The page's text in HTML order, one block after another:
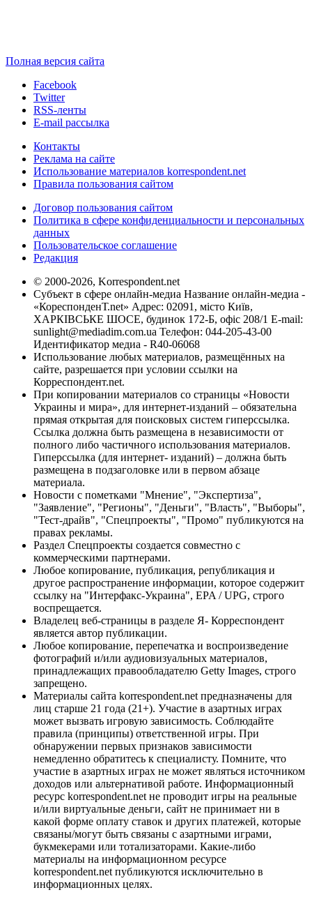
Полная версия сайта
Facebook
Twitter
RSS-ленты
E-mail рассылка
Контакты
Реклама на сайте
Использование материалов korrespondent.net
Правила пользования сайтом
Договор пользования сайтом
Политика в сфере конфиденциальности и персональных
данных
Пользовательское соглашение
Редакция
© 2000-2026, Korrespondent.net
Субъект в сфере онлайн-медиа Название онлайн-медиа -
«КореспонденТ.net» Адрес: 02091, місто Київ,
ХАРКІВСЬКЕ ШОСЕ, будинок 172-Б, офіс 208/1 E-mail:
sunlight@mediadim.com.ua Телефон: 044-205-43-00
Идентификатор медиа - R40-06068
Использование любых материалов, размещённых на
сайте, разрешается при условии ссылки на
Корреспондент.net.
При копировании материалов со страницы «Новости
Украины и мира», для интернет-изданий – обязательна
прямая открытая для поисковых систем гиперссылка.
Ссылка должна быть размещена в независимости от
полного либо частичного использования материалов.
Гиперссылка (для интернет- изданий) – должна быть
размещена в подзаголовке или в первом абзаце
материала.
Новости с пометками "Мнение", "Экспертиза",
"Заявление", "Регионы", "Деньги", "Власть", "Выборы",
"Тест-драйв", "Спецпроекты", "Промо" публикуются на
правах рекламы.
Раздел Спецпроекты создается совместно с
коммерческими партнерами.
Любое копирование, публикация, републикация и
другое распространение информации, которое содержит
ссылку на "Интерфакс-Украина", EPA / UPG, строго
воспрещается.
Владелец веб-страницы в разделе Я- Корреспондент
является автор публикации.
Любое копирование, перепечатка и воспроизведение
фотографий и/или аудиовизуальных материалов,
принадлежащих правообладателю Getty Images, строго
запрещено.
Материалы сайта korrespondent.net предназначены для
лиц старше 21 года (21+). Участие в азартных играх
может вызвать игровую зависимость. Соблюдайте
правила (принципы) ответственной игры. При
обнаружении первых признаков зависимости
немедленно обратитесь к специалисту. Помните, что
участие в азартных играх не может являться источником
доходов или альтернативой работе. Информационный
ресурс korrespondent.net не проводит игры на реальные
и/или виртуальные деньги, сайт не принимает ни в
какой форме оплату ставок и других платежей, которые
связаны/могут быть связаны с азартными играми,
букмекерами или тотализаторами. Какие-либо
материалы на информационном ресурсе
korrespondent.net публикуются исключительно в
информационных целях.